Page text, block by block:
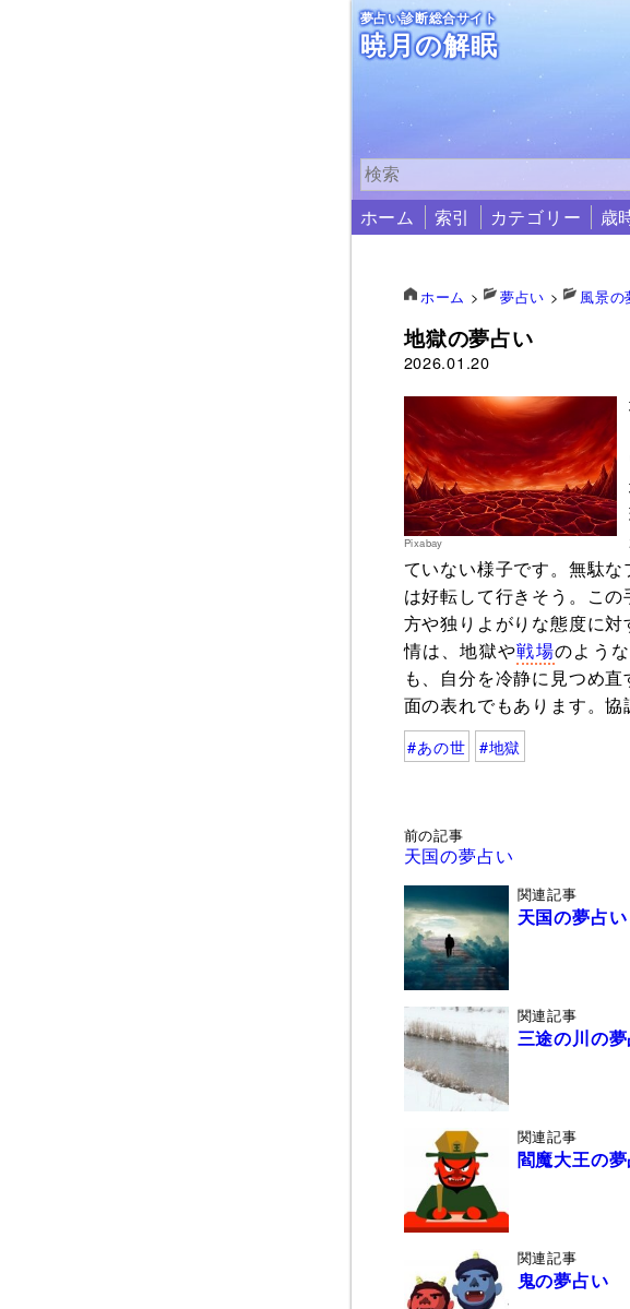
夢占い診断総合サイト
暁月の解眠
ホーム 索引 カテゴリー 歳
ホーム > 夢占い > 風景の
地獄の夢占い
2026.01.20
Pixabay
ていない様子です。無駄
は好転して行きそう。こ
方や独りよがりな態度に
情は、地獄や戦場のよう
も、自分を冷静に見つめ
面の表れでもあります。協
あの世 地獄
前の記事
天国の夢占い
関連記事
天国の夢占い
関連記事
三途の川の
関連記事
閻魔大王の
関連記事
鬼の夢占い